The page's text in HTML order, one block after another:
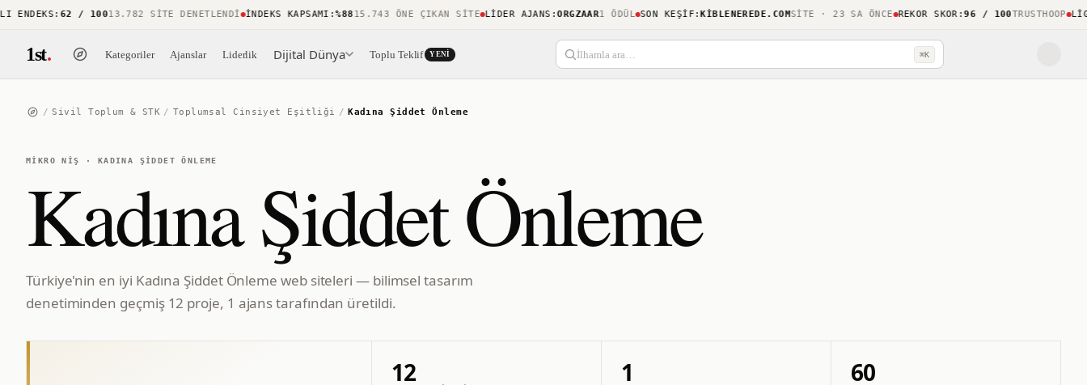
:62 / 100 13.782 SITE DENETLENDI İNDEKS KAPSAMI:%8815.743 ÖNE ÇIKAN SITE LIDER AJANS:ORGZAAR1 ÖDÜL SON KEŞIF:KIBLENEREDE.COM SITE · 23 SA ÖNCE REKOR SKOR:96 / 100 TRUSTHOOP
1st. Kategoriler Ajanslar Liderlik Dijital Dünya Toplu Teklif YENI İlhamla ara… ⌘K
/ Sivil Toplum & STK / Toplumsal Cinsiyet Eşitliği / Kadına Şiddet Önleme
MIKRO NIŞ · KADINA ŞIDDET ÖNLEME
Kadına Şiddet Önleme
Türkiye'nin en iyi Kadına Şiddet Önleme web siteleri — bilimsel tasarım
denetiminden geçmiş 12 proje, 1 ajans tarafından üretildi.
12 1 60